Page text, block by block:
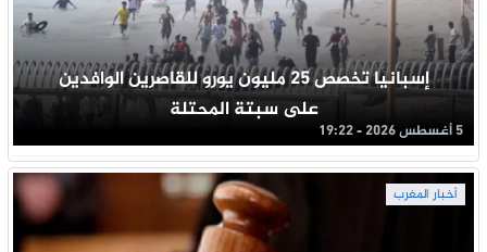
إسبانيا تخصص 25 مليون يورو للقاصرين الوافدين
على سبتة المحتلة
5 أغسطس 2026 - 19:22
أخبار المغرب